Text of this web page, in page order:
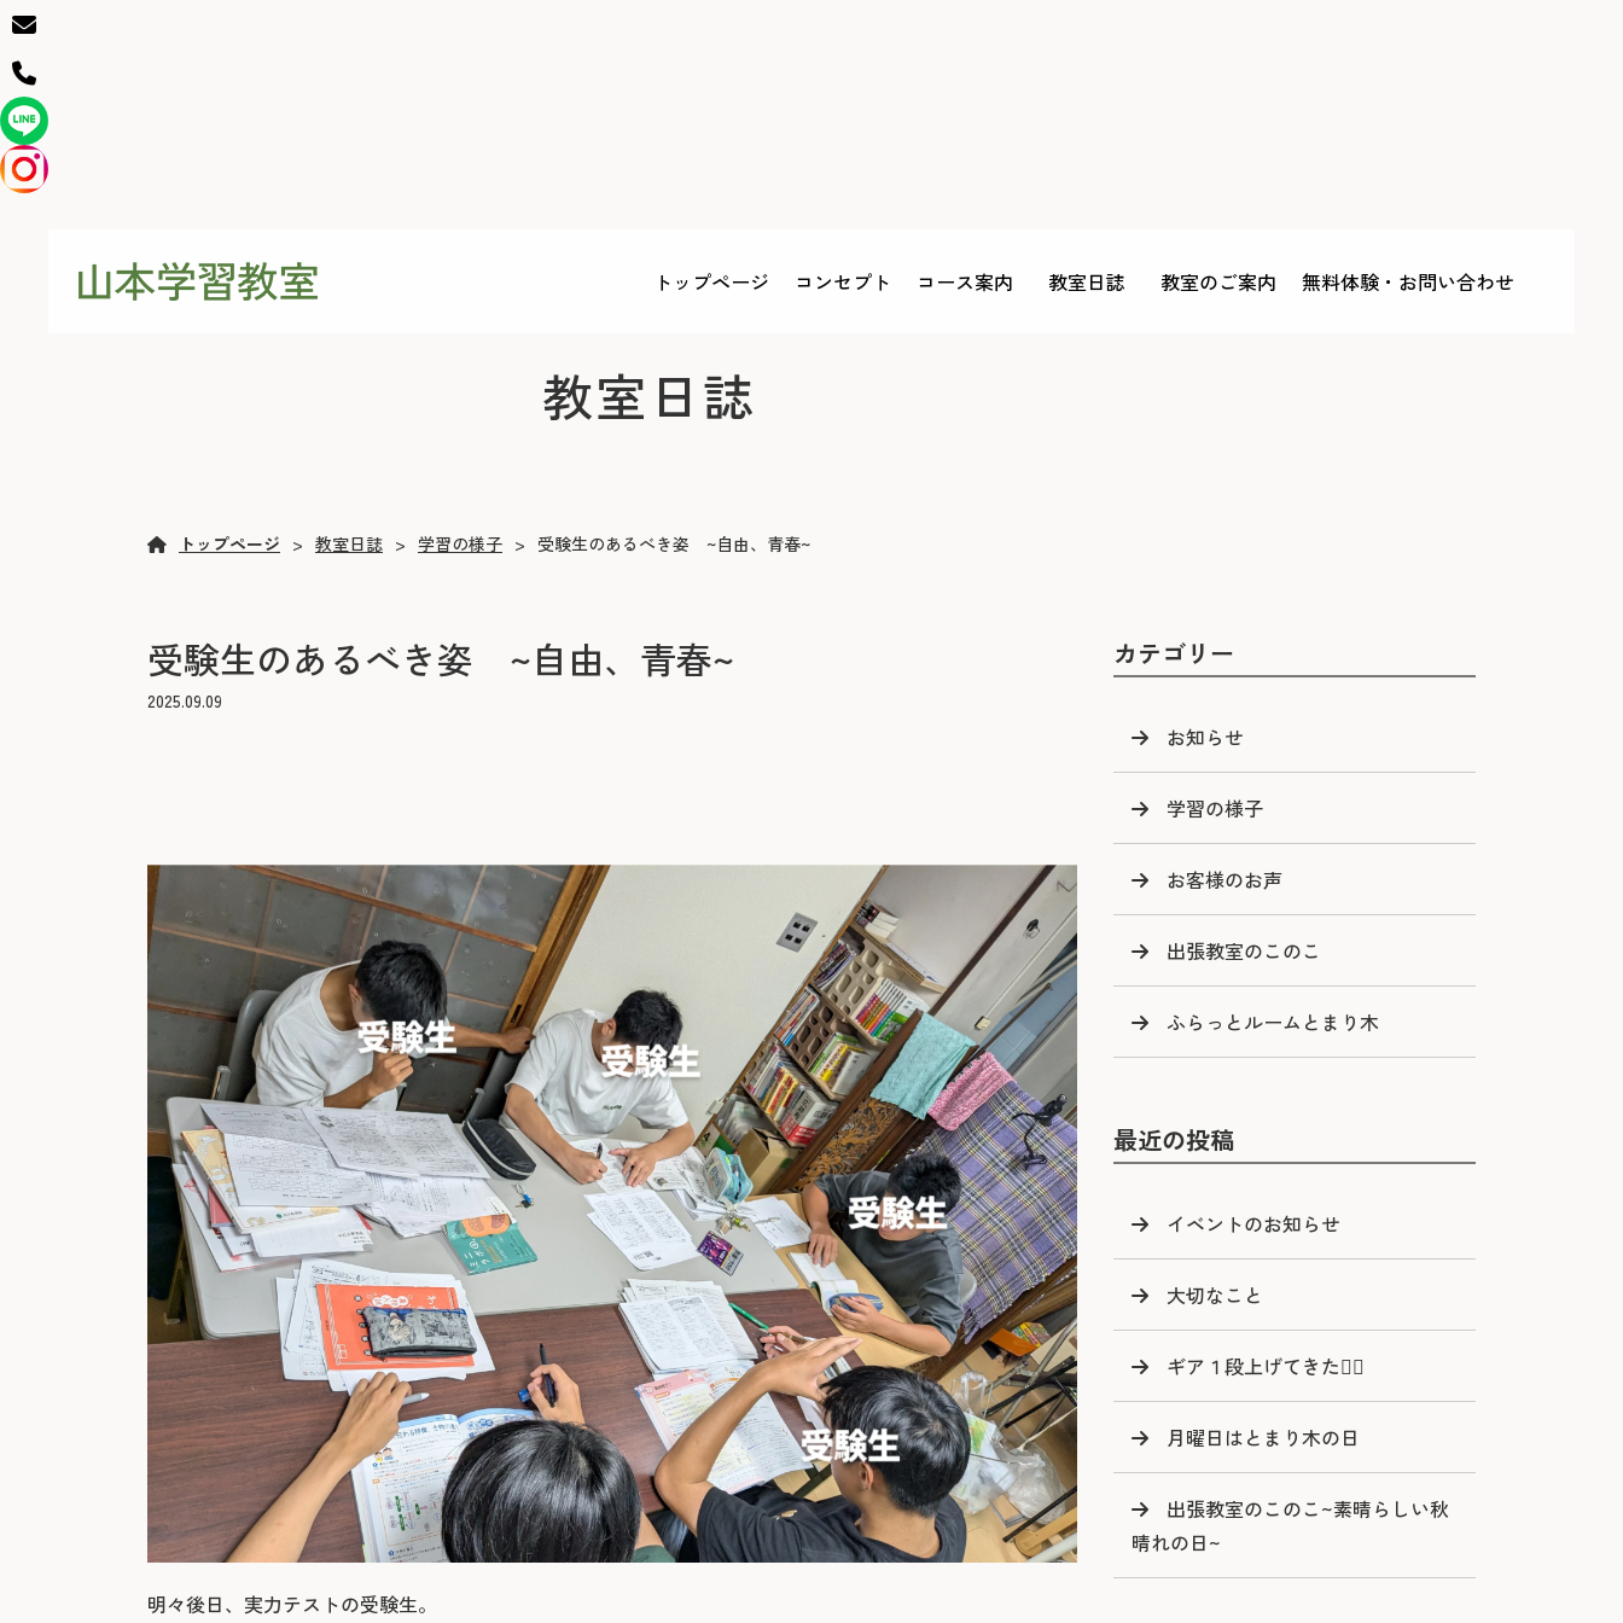
トップページ コンセプト コース案内 教室日誌 教室のご案内 無料体験・お問い合わせ
教室日誌
トップページ 教室日誌 学習の様子 受験生のあるべき姿 ~自由、青春~
受験生のあるべき姿 ~自由、青春~
2025.09.09
明々後日、実力テストの受験生。
カテゴリー
お知らせ
学習の様子
お客様のお声
出張教室のこのこ
ふらっとルームとまり木
最近の投稿
イベントのお知らせ
大切なこと
ギア１段上げてきた🙂‍↕️
月曜日はとまり木の日
出張教室のこのこ~素晴らしい秋
晴れの日~